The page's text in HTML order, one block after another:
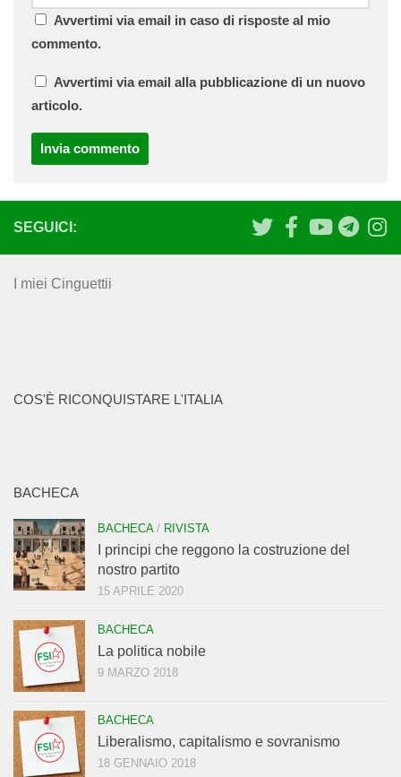
Avvertimi via email in caso di risposte al mio
commento.
Avvertimi via email alla pubblicazione di un nuovo
articolo.
SEGUICI:
I miei Cinguettii
COS'È RICONQUISTARE L'ITALIA
BACHECA
BACHECA/ RIVISTA
I principi che reggono la costruzione del
nostro partito
15 APRILE 2020
BACHECA
La politica nobile
9 MARZO 2018
BACHECA
Liberalismo, capitalismo e sovranismo
18 GENNAIO 2018